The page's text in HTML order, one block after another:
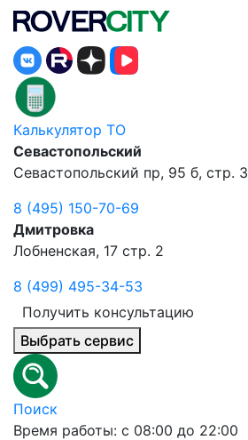
Калькулятор ТО
Севастопольский
Севастопольский пр, 95 б, стр. 3
8 (495) 150-70-69
Дмитровка
Лобненская, 17 стр. 2
8 (499) 495-34-53
Получить консультацию
Выбрать сервис
Поиск
Время работы: с 08:00 до 22:00